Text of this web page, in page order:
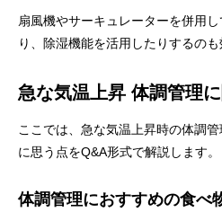
扇風機やサーキュレーターを併用
り、除湿機能を活用したりするのも
急な気温上昇 体調管理
ここでは、急な気温上昇時の体調
に思う点をQ&A形式で解説します。
体調管理におすすめの食べ